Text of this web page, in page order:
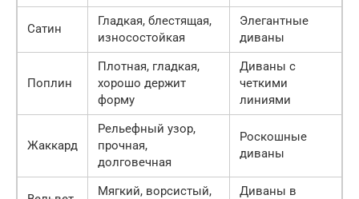
Сатин
Гладкая, блестящая,
износостойкая
Элегантные
диваны
Поплин
Плотная, гладкая,
хорошо держит
форму
Диваны с
четкими
линиями
Жаккард
Рельефный узор,
прочная,
долговечная
Роскошные
диваны
Мягкий, ворсистый,
Диваны в